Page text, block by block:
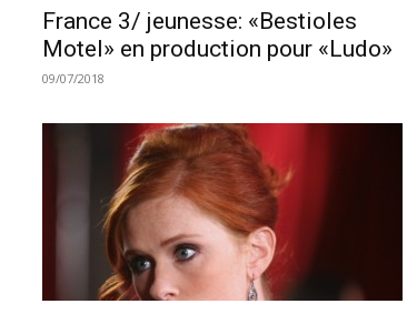
France 3/ jeunesse: «Bestioles
Motel» en production pour «Ludo»
09/07/2018